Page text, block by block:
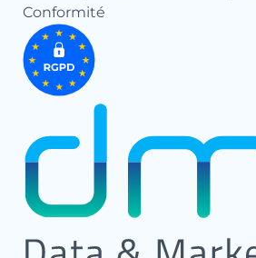
Conformité